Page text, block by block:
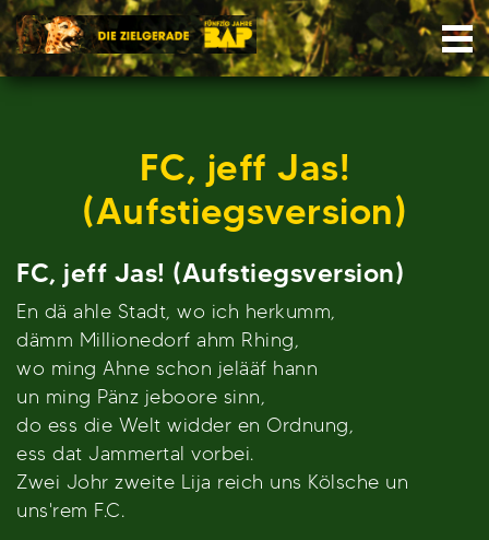
Skip
to
content
FC, jeff Jas!
(Aufstiegsversion)
FC, jeff Jas! (Aufstiegsversion)
En dä ahle Stadt, wo ich herkumm,
dämm Millionedorf ahm Rhing,
wo ming Ahne schon jelääf hann
un ming Pänz jeboore sinn,
do ess die Welt widder en Ordnung,
ess dat Jammertal vorbei.
Zwei Johr zweite Lija reich uns Kölsche un
uns'rem F.C.